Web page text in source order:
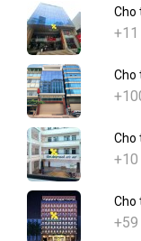
Cho
+11
Cho
Cho
+10
Cho
+59